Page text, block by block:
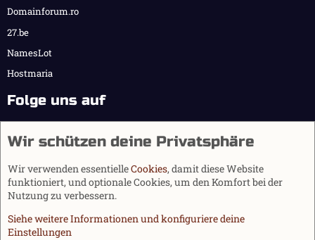
Domainforum.ro
27.be
NamesLot
Hostmaria
Folge uns auf
Wir schützen deine Privatsphäre
Wir verwenden essentielleCookies, damit diese Website
funktioniert, und optionale Cookies, um den Komfort bei der
Nutzung zu verbessern.
Siehe weitere Informationen und konfiguriere deine
Einstellungen